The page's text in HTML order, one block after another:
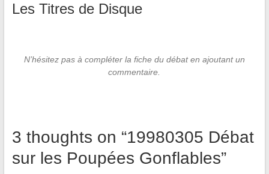
Les Titres de Disque
N’hésitez pas à compléter la fiche du débat en ajoutant un
commentaire.
3 thoughts on “19980305 Débat
sur les Poupées Gonflables”